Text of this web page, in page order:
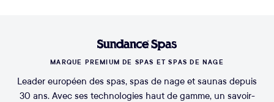
MARQUE PREMIUM DE SPAS ET SPAS DE NAGE
Leader européen des spas, spas de nage et saunas depuis
30 ans. Avec ses technologies haut de gamme, un savoir-